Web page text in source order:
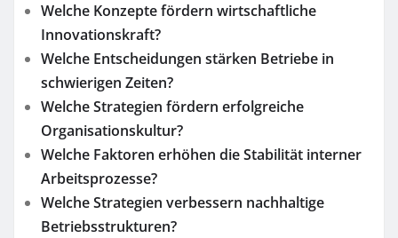
Welche Konzepte fördern wirtschaftliche
Innovationskraft?
Welche Entscheidungen stärken Betriebe in
schwierigen Zeiten?
Welche Strategien fördern erfolgreiche
Organisationskultur?
Welche Faktoren erhöhen die Stabilität interner
Arbeitsprozesse?
Welche Strategien verbessern nachhaltige
Betriebsstrukturen?